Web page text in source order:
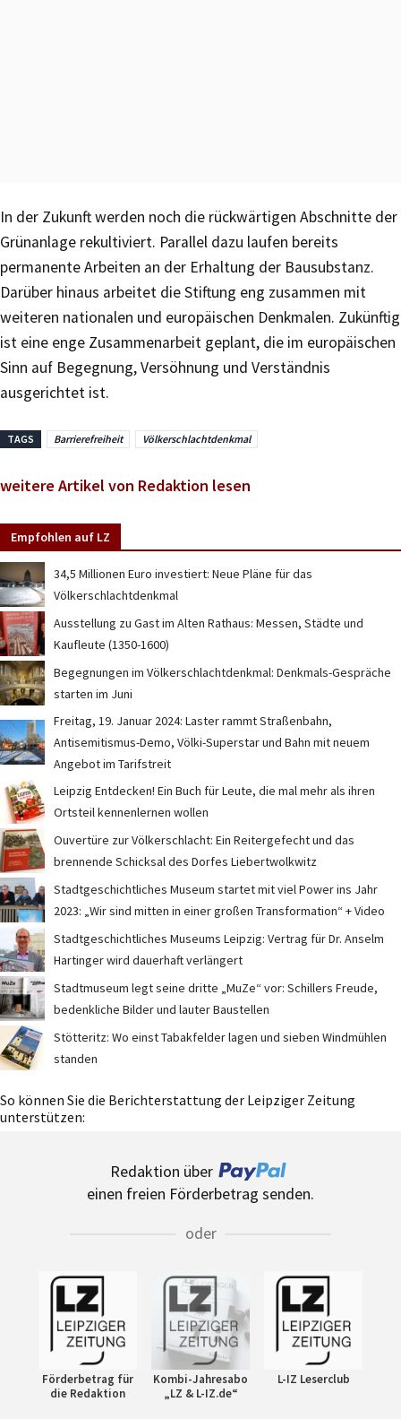
In der Zukunft werden noch die rückwärtigen Abschnitte der
Grünanlage rekultiviert. Parallel dazu laufen bereits
permanente Arbeiten an der Erhaltung der Bausubstanz.
Darüber hinaus arbeitet die Stiftung eng zusammen mit
weiteren nationalen und europäischen Denkmalen. Zukünftig
ist eine enge Zusammenarbeit geplant, die im europäischen
Sinn auf Begegnung, Versöhnung und Verständnis
ausgerichtet ist.
TAGS Barrierefreiheit Völkerschlachtdenkmal
weitere Artikel von Redaktion lesen
Empfohlen auf LZ
34,5 Millionen Euro investiert: Neue Pläne für das
Völkerschlachtdenkmal
Ausstellung zu Gast im Alten Rathaus: Messen, Städte und
Kaufleute (1350-1600)
Begegnungen im Völkerschlachtdenkmal: Denkmals-Gespräche
starten im Juni
Freitag, 19. Januar 2024: Laster rammt Straßenbahn,
Antisemitismus-Demo, Völki-Superstar und Bahn mit neuem
Angebot im Tarifstreit
Leipzig Entdecken! Ein Buch für Leute, die mal mehr als ihren
Ortsteil kennenlernen wollen
Ouvertüre zur Völkerschlacht: Ein Reitergefecht und das
brennende Schicksal des Dorfes Liebertwolkwitz
Stadtgeschichtliches Museum startet mit viel Power ins Jahr
2023: „Wir sind mitten in einer großen Transformation“ + Video
Stadtgeschichtliches Museums Leipzig: Vertrag für Dr. Anselm
Hartinger wird dauerhaft verlängert
Stadtmuseum legt seine dritte „MuZe“ vor: Schillers Freude,
bedenkliche Bilder und lauter Baustellen
Stötteritz: Wo einst Tabakfelder lagen und sieben Windmühlen
standen
So können Sie die Berichterstattung der Leipziger Zeitung
unterstützen:
Redaktion über
einen freien Förderbetrag senden.
oder
Förderbetrag für
die Redaktion
Kombi-Jahresabo
„LZ & L-IZ.de“
L-IZ Leserclub